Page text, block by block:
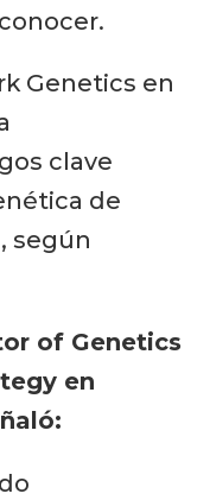
Genetics en
clave
de
según
of Genetics
en